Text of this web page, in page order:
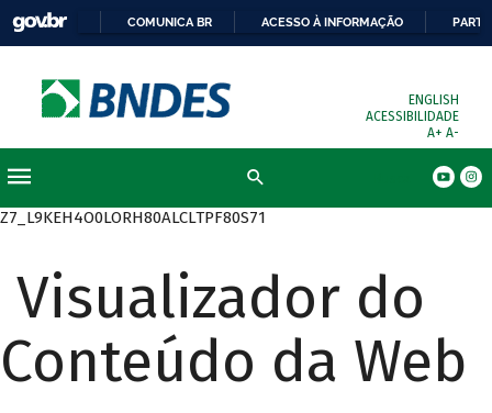
COMUNICA BR ACESSO À INFORMAÇÃO
ENGLISH
ACESSIBILIDADE
A+ A-
Z7_L9KEH4O0LORH80ALCLTPF80S71
Visualizador do
Conteúdo da Web